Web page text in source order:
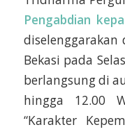
Pengabdian
diselenggarakan
Bekasi pada
berlangsung di
hingga 12.00
“Karakter